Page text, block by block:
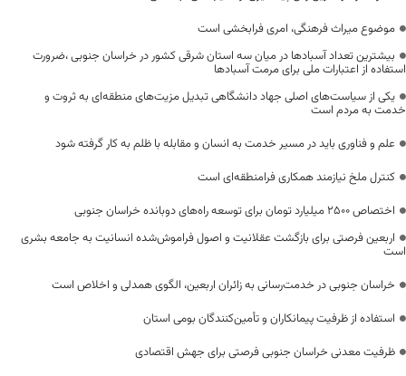
موضوع میراث فرهنگی، امری فرابخشی است
بیشترین تعداد آسبادها در میان سه استان شرقی کشور در خراسان جنوبی ،ضرورت
استفاده از اعتبارات ملی برای مرمت آسبادها
یکی از سیاست‌های اصلی جهاد دانشگاهی تبدیل مزیت‌های منطقه‌ای به ثروت و
خدمت به مردم است
علم و فناوری باید در مسیر خدمت به انسان و مقابله با ظلم به کار گرفته شود
کنترل ملخ نیازمند همکاری فرامنطقه‌ای است
اختصاص 2500 میلیارد تومان برای توسعه راه‌های دوبانده خراسان جنوبی
اربعین فرصتی برای بازگشت عقلانیت و اصول فراموش‌شده انسانیت به جامعه بشری
است
خراسان جنوبی در خدمت‌رسانی به زائران اربعین، الگوی همدلی و اخلاص است
استفاده از ظرفیت پیمانکاران و تأمین‌کنندگان بومی استان
ظرفیت معدنی خراسان جنوبی فرصتی برای جهش اقتصادی